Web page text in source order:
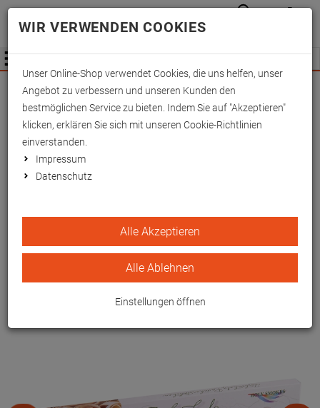
Wichtige Änderung für Fachhändler zum
01.09.2026 -Mehr Informationen hier
Anmelden
Menü
Zirbenholz
Räucherstäbchen, 10g
WIR VERWENDEN COOKIES
Unser Online-Shop verwendet Cookies, die uns helfen, unser
Angebot zu verbessern und unseren Kunden den
bestmöglichen Service zu bieten. Indem Sie auf "Akzeptieren"
klicken, erklären Sie sich mit unseren Cookie-Richtlinien
einverstanden.
Impressum
Datenschutz
Alle Akzeptieren
Alle Ablehnen
Einstellungen öffnen